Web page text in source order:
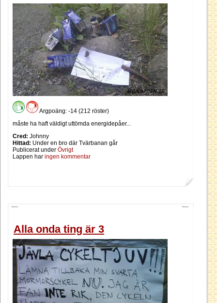
Argpoäng: -14 (212 röster)
måste ha haft väldigt uttömda energidepåer...
Cred: Johnny
Hittad: Under en bro där Tvärbanan går
Publicerat under Övrigt
Lappen har ingen kommentar
Alla onda ting är 3